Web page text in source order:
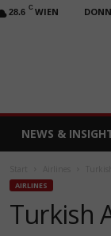
28.6 C WIEN
NEWS &
AIRLINES
Turkish